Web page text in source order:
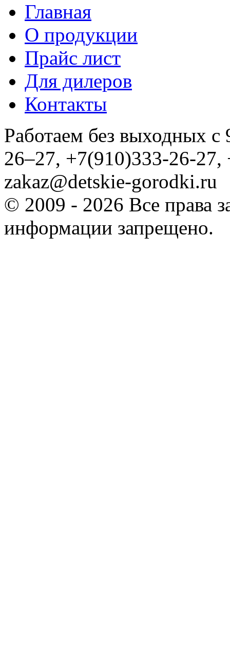
Главная
О продукции
Прайс лист
Для дилеров
Контакты
Работаем без выходных
26–27, +7(910)333-26-
zakaz@detskie-gorodki.ru
© 2009 - 2026 Все права
информации запрещено.